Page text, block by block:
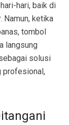
hari, baik di
Namun, ketika
tombol
langsung
solusi
profesional,